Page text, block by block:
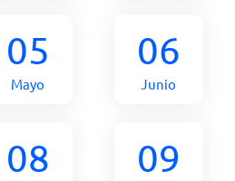
05
Mayo
06
Junio
08 09